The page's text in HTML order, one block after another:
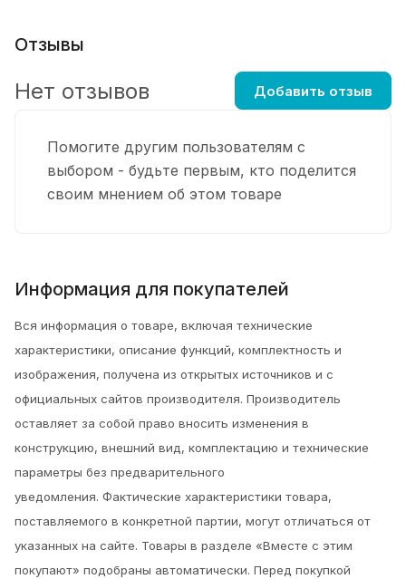
Отзывы
Помогите другим пользователям с
выбором - будьте первым, кто поделится
своим мнением об этом товаре
Нет отзывов Добавить отзыв
Информация для покупателей
Вся информация о товаре, включая технические
характеристики, описание функций, комплектность и
изображения, получена из открытых источников и с
официальных сайтов производителя. Производитель
оставляет за собой право вносить изменения в
конструкцию, внешний вид, комплектацию и технические
параметры без предварительного
уведомления. Фактические характеристики товара,
поставляемого в конкретной партии, могут отличаться от
указанных на сайте. Товары в разделе «Вместе с этим
покупают» подобраны автоматически. Перед покупкой